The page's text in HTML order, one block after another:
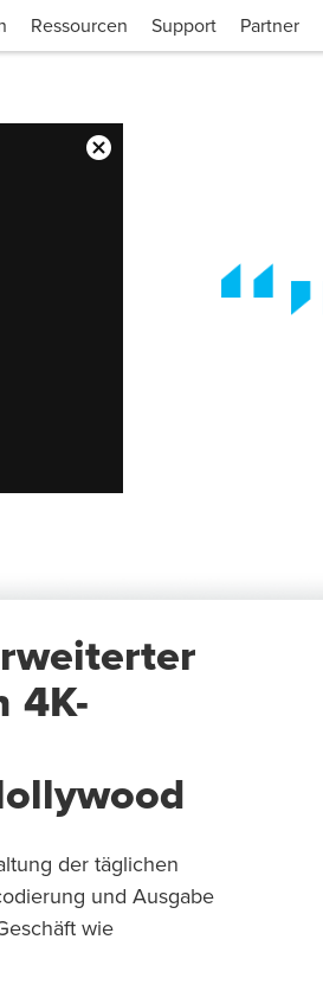
Ressourcen Support Partner
Close
4K-
der täglichen
und Ausgabe
wie